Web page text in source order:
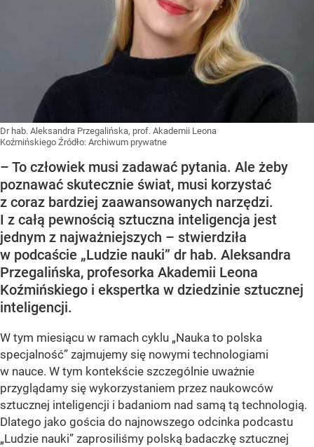
Dr hab. Aleksandra Przegalińska, prof. Akademii Leona
Koźmińskiego Źródło: Archiwum prywatne
– To człowiek musi zadawać pytania. Ale żeby
poznawać skutecznie świat, musi korzystać
z coraz bardziej zaawansowanych narzędzi.
I z całą pewnością sztuczna inteligencja jest
jednym z najważniejszych – stwierdziła
w podcaście „Ludzie nauki” dr hab. Aleksandra
Przegalińska, profesorka Akademii Leona
Koźmińskiego i ekspertka w dziedzinie sztucznej
inteligencji.
W tym miesiącu w ramach cyklu „Nauka to polska
specjalność” zajmujemy się nowymi technologiami
w nauce. W tym kontekście szczególnie uważnie
przyglądamy się wykorzystaniem przez naukowców
sztucznej inteligencji i badaniom nad samą tą technologią.
Dlatego jako gościa do najnowszego odcinka podcastu
„Ludzie nauki” zaprosiliśmy polską badaczkę sztucznej